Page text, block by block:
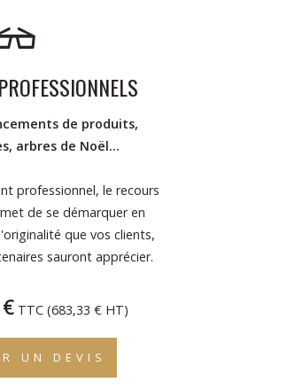
de produits,
arbres de Noël…
professionnel, le recours
de se démarquer en
que vos clients,
sauront apprécier.
TTC (683,33 € HT)
UN DEVIS